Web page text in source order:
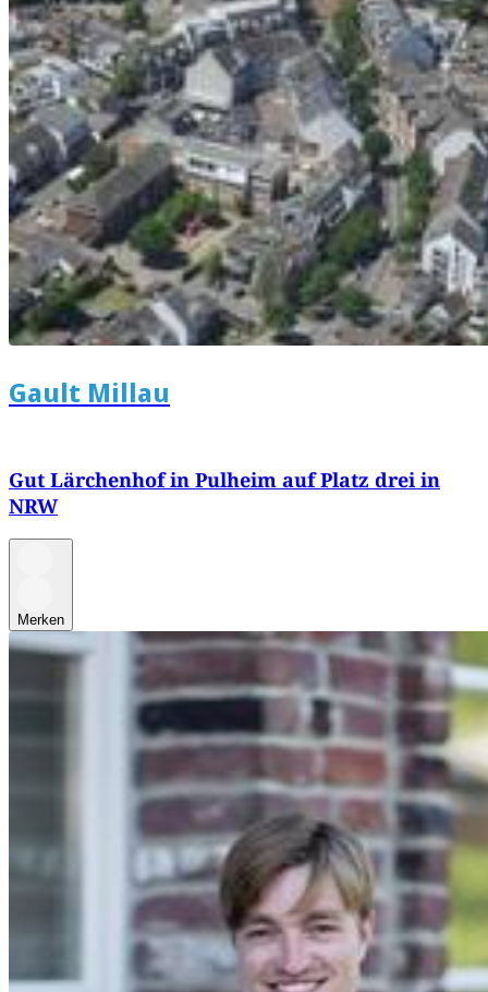
Gault Millau
Gut Lärchenhof in Pulheim auf Platz drei in
NRW
Merken